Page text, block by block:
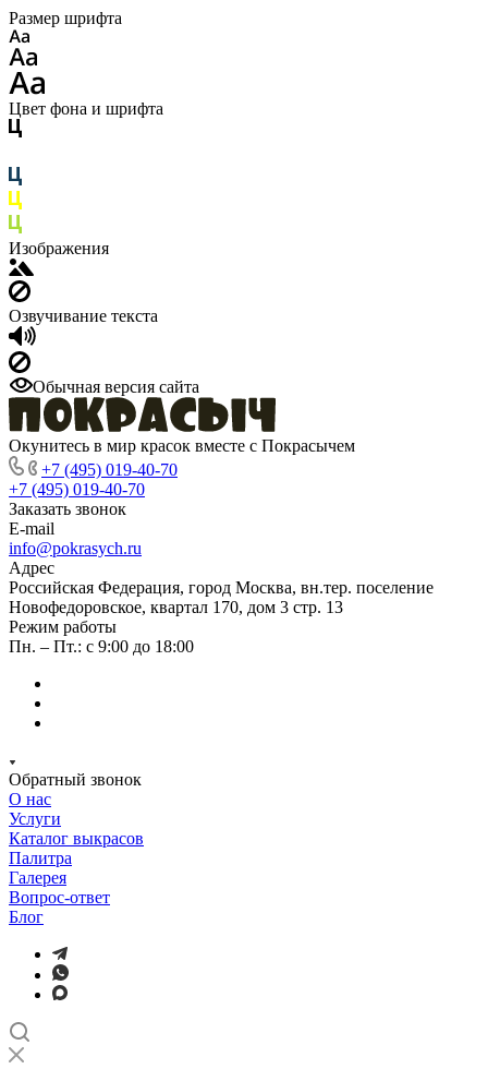
Размер шрифта
Цвет фона и шрифта
Изображения
Озвучивание текста
Обычная версия сайта
Окунитесь в мир красок вместе с Покрасычем
+7 (495) 019-40-70
+7 (495) 019-40-70
Заказать звонок
E-mail
info@pokrasych.ru
Адрес
Российская Федерация, город Москва, вн.тер. поселение
Новофедоровское, квартал 170, дом 3 стр. 13
Режим работы
Пн. – Пт.: с 9:00 до 18:00
Обратный звонок
О нас
Услуги
Каталог выкрасов
Палитра
Галерея
Вопрос-ответ
Блог